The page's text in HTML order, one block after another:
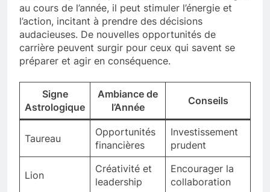
au cours de l’année, il peut stimuler l’énergie et
l’action, incitant à prendre des décisions
audacieuses. De nouvelles opportunités de
carrière peuvent surgir pour ceux qui savent se
préparer et agir en conséquence.
Signe
Astrologique
Ambiance de
l’Année
Conseils
Taureau
Opportunités
financières
Investissement
prudent
Lion
Créativité et
leadership
Encourager la
collaboration